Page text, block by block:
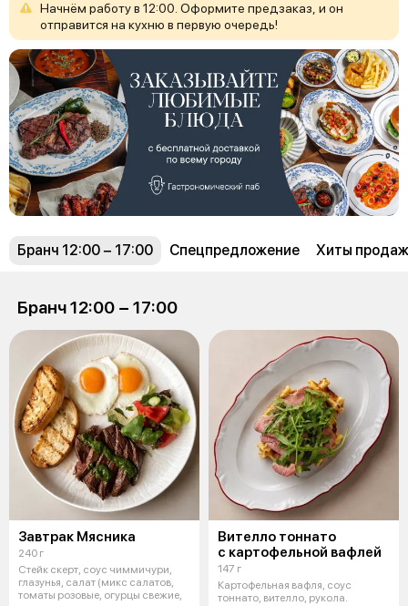
Начнём работув 12:00. Оформите предзаказ, и он
отправится на кухню в первую очередь!
Бранч 12:00 − 17:00 Спецпредложение Хиты продаж
Бранч 12:00 − 17:00
Завтрак Мясника
240 г
Стейк скерт, соус чиммичури,
глазунья, салат (микс салатов,
томаты розовые, огурцы свежие,
Вителло тоннато
с картофельной вафлей
147 г
Картофельная вафля, соус
тоннато, вителло, рукола.